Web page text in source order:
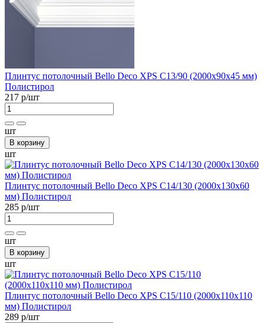
Плинтус потолочный Bellо Deco XPS С13/90 (2000х90х45 мм)
Полистирол
217 р/шт
шт
В корзину
шт
Плинтус потолочный Bellо Deco XPS С14/130 (2000х130х60
мм) Полистирол
285 р/шт
шт
В корзину
шт
Плинтус потолочный Bellо Deco XPS С15/110 (2000х110х110
мм) Полистирол
289 р/шт